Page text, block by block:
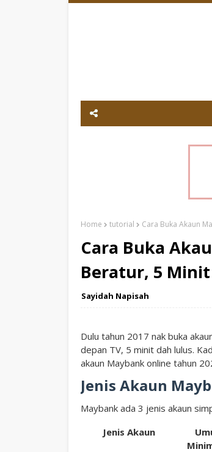
Home tutorial Cara Buka Akaun
Cara Buka
Beratur, 5
Sayidah Napisah
Dulu tahun 2017 nak buka
depan TV, 5 minit dah lulus.
akaun Maybank online tahun
Jenis Akaun
Maybank ada 3 jenis akaun
Jenis Akaun